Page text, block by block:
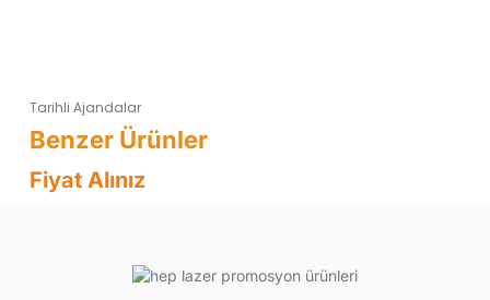
Tarihli Ajandalar
Fiyat Alınız